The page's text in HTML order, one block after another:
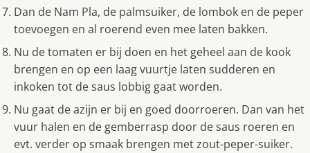
Dan de Nam Pla, de palmsuiker, de lombok en de peper
toevoegen en al roerend even mee laten bakken.
Nu de tomaten er bij doen en het geheel aan de kook
brengen en op een laag vuurtje laten sudderen en
inkoken tot de saus lobbig gaat worden.
Nu gaat de azijn er bij en goed doorroeren. Dan van het
vuur halen en de gemberrasp door de saus roeren en
evt. verder op smaak brengen met zout-peper-suiker.